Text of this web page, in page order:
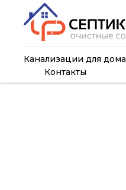
Канализации для дома
Контакты